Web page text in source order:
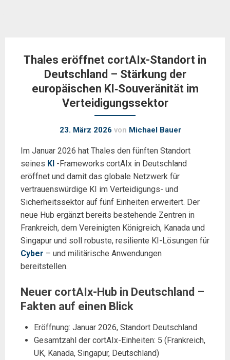
Thales eröffnet cortAIx-Standort in
Deutschland – Stärkung der
europäischen KI‑Souveränität im
Verteidigungssektor
23. März 2026 von Michael Bauer
Im Januar 2026 hat Thales den fünften Standort
seines KI -Frameworks cortAIx in Deutschland
eröffnet und damit das globale Netzwerk für
vertrauenswürdige KI im Verteidigungs- und
Sicherheitssektor auf fünf Einheiten erweitert. Der
neue Hub ergänzt bereits bestehende Zentren in
Frankreich, dem Vereinigten Königreich, Kanada und
Singapur und soll robuste, resiliente KI-Lösungen für
Cyber – und militärische Anwendungen
bereitstellen.
Neuer cortAIx-Hub in Deutschland –
Fakten auf einen Blick
Eröffnung: Januar 2026, Standort Deutschland
Gesamtzahl der cortAIx-Einheiten: 5 (Frankreich,
UK, Kanada, Singapur, Deutschland)